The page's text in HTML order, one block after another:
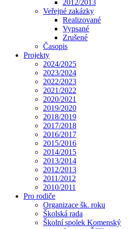
2012/2013
Veřejné zakázky
Realizované
Vypsané
Zrušené
Časopis
Projekty
2024/2025
2023/2024
2022/2023
2021/2022
2020/2021
2019/2020
2018/2019
2017/2018
2016/2017
2015/2016
2014/2015
2013/2014
2012/2013
2011/2012
2010/2011
Pro rodiče
Organizace šk. roku
Školská rada
Školní spolek Komenský